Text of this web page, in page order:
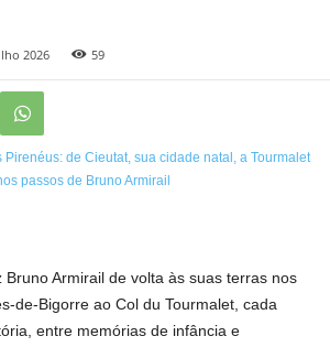
2026 59
Bruno Armirail de volta às suas terras nos
de-Bigorre ao Col du Tourmalet, cada
entre memórias de infância e